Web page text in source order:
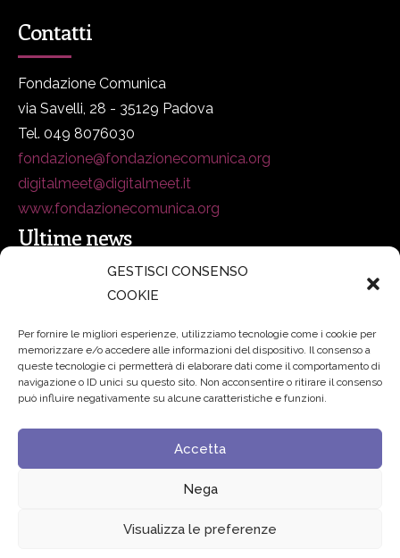
GESTISCI CONSENSO
COOKIE
Per fornire le migliori esperienze, utilizziamo tecnologie come i cookie per
memorizzare e/o accedere alle informazioni del dispositivo. Il consenso a
queste tecnologie ci permetterà di elaborare dati come il comportamento di
navigazione o ID unici su questo sito. Non acconsentire o ritirare il consenso
può influire negativamente su alcune caratteristiche e funzioni.
Accetta
Nega
Visualizza le preferenze
Contatti
Fondazione Comunica
via Savelli, 28 - 35129 Padova
Tel. 049 8076030
fondazione@fondazionecomunica.org
digitalmeet@digitalmeet.it
www.fondazionecomunica.org
Ultime news
secsolutionforum 2026: è Bologna la nuova capitale
Padre Benanti: «Intelligenza artificiale? Contro i nuovi
algoritmi del potere serve una governance condivisa»
Edvance – Digital Education Hub Higher Education